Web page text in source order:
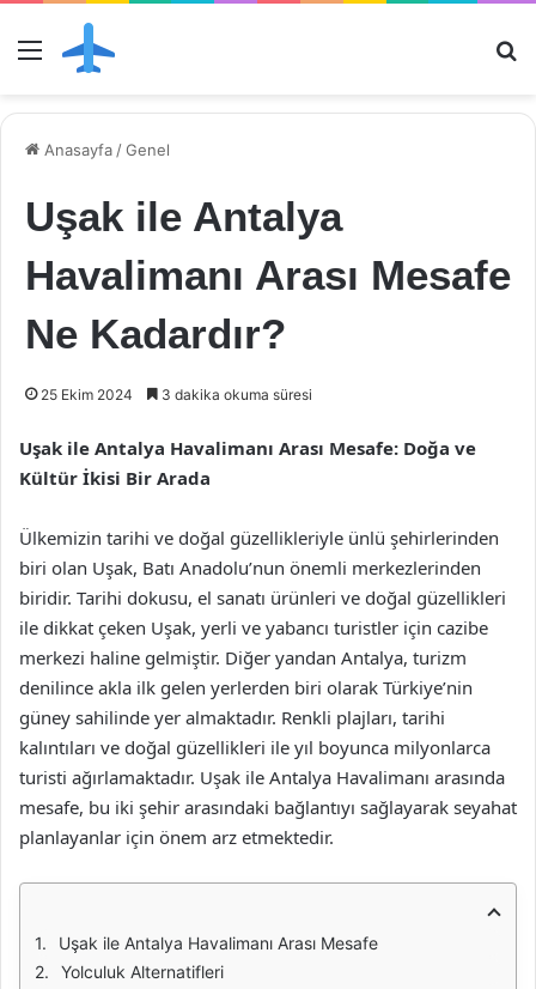
Menü
Anasayfa /Genel
Uşak ile Antalya
Havalimanı Arası Mesafe
Ne Kadardır?
25 Ekim 2024 3 dakika okuma süresi
Uşak ile Antalya Havalimanı Arası Mesafe: Doğa ve
Kültür İkisi Bir Arada
Ülkemizin tarihi ve doğal güzellikleriyle ünlü şehirlerinden
biri olan Uşak, Batı Anadolu’nun önemli merkezlerinden
biridir. Tarihi dokusu, el sanatı ürünleri ve doğal güzellikleri
ile dikkat çeken Uşak, yerli ve yabancı turistler için cazibe
merkezi haline gelmiştir. Diğer yandan Antalya, turizm
denilince akla ilk gelen yerlerden biri olarak Türkiye’nin
güney sahilinde yer almaktadır. Renkli plajları, tarihi
kalıntıları ve doğal güzellikleri ile yıl boyunca milyonlarca
turisti ağırlamaktadır. Uşak ile Antalya Havalimanı arasında
mesafe, bu iki şehir arasındaki bağlantıyı sağlayarak seyahat
planlayanlar için önem arz etmektedir.
Uşak ile Antalya Havalimanı Arası Mesafe
Yolculuk Alternatifleri